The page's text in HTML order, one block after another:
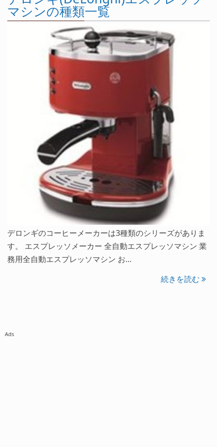
マシンの種類一覧
デロンギのコーヒーメーカーは3種類のシリーズがありま
す。 エスプレッソメーカー 全自動エスプレッソマシン 業
務用全自動エスプレッソマシン お…
続きを読む
Ads